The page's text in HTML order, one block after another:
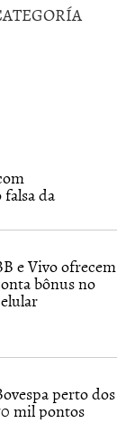
da
e Vivo ofrecem
bônus no
perto dos
mil pontos